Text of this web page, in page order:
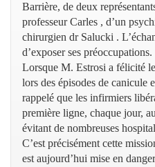
Barrière, de deux
professeur Carles , d’un
chirurgien dr Salucki .
d’exposer ses préoccupations.
Lorsque M. Estrosi a félicité
lors des épisodes de canicule
rappelé que les infirmiers
première ligne, chaque jour,
évitant de nombreuses
C’est précisément cette
est aujourd’hui mise en